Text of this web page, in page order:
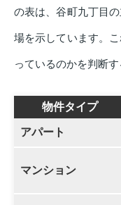
の表は、谷町九丁目
場を示しています。
っているのかを判断す
物件タイプ
アパート
マンション